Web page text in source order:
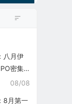
八月伊
密集
08/08
8月第一